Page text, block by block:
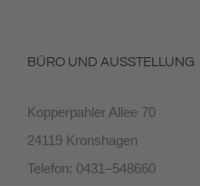
BÜRO UND AUSSTELLUNG
Kopperpahler Allee 70
24119 Kronshagen
Telefon: 0431–548660